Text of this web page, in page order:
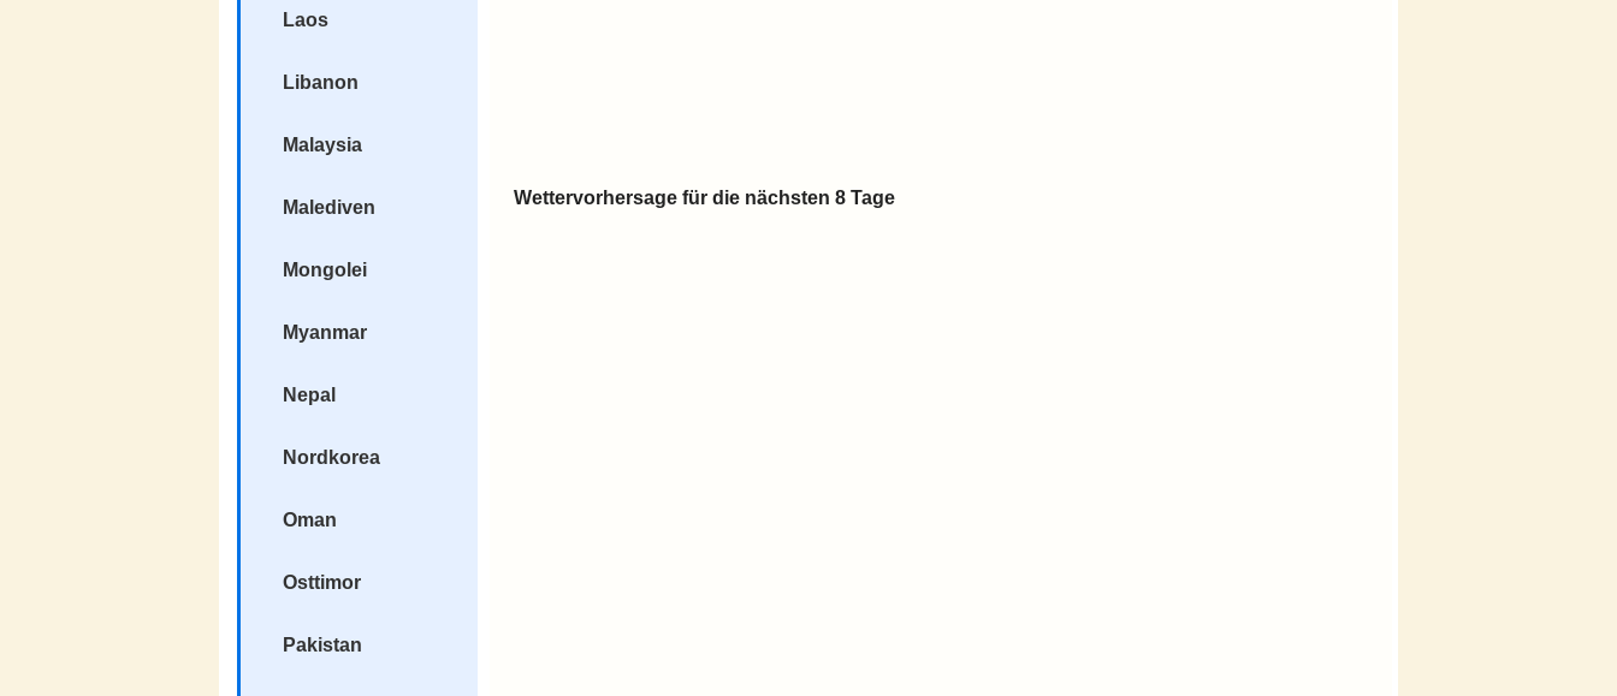
Laos
Libanon
Malaysia
Malediven
Mongolei
Myanmar
Nepal
Nordkorea
Oman
Osttimor
Pakistan
Wettervorhersage für die nächsten 8 Tage